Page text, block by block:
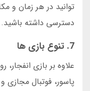
توانید در هر زمان
دسترسی داشته باشید.
7. تنوع بازی ها
علاوه بر بازی
پاسور، فوتبال مجازی